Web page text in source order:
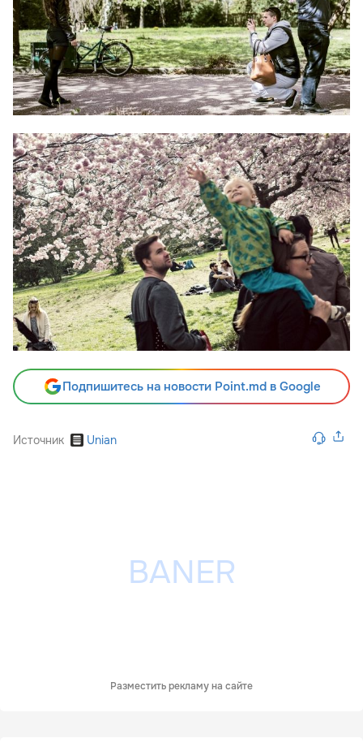
Подпишитесь на новости Point.md в Google
Источник Unian
Разместить рекламу на сайте